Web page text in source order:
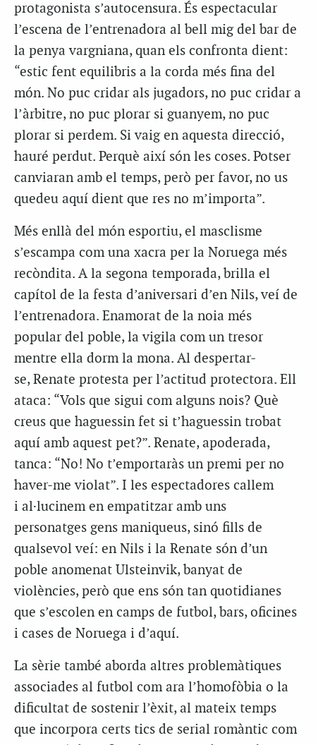
protagonista s’autocensura. És espectacular
l’escena de l’entrenadora al bell mig del bar de
la penyavargniana, quan els confronta dient:
“estic fent equilibris a la corda més fina del
món. No puc cridar als jugadors, no puc cridar a
l’àrbitre, no puc plorar si guanyem, no puc
plorar si perdem. Si vaig en aquesta direcció,
hauré perdut. Perquè així són les coses. Potser
canviaran amb el temps, però per favor, no us
quedeu aquí dient que res no m’importa”.
Més enllà del món esportiu, el masclisme
s’escampa com una xacra per la Noruega més
recòndita. A la segona temporada, brilla el
capítol de la festa d’aniversari d’en Nils, veí de
l’entrenadora. Enamorat de la noia més
popular del poble, la vigila com un tresor
mentre ella dorm la mona. Al despertar-
se, Renate protesta per l’actitud protectora. Ell
ataca: “Vols que sigui com alguns nois? Què
creus que haguessin fet si t’haguessin trobat
aquí amb aquest pet?”. Renate, apoderada,
tanca: “No! No t’emportaràs un premi per no
haver-me violat”. I les espectadores callem
i al·lucinem en empatitzar amb uns
personatges gens maniqueus, sinó fills de
qualsevol veí: en Nils i la Renate són d’un
poble anomenat Ulsteinvik, banyat de
violències, però que ens són tan quotidianes
que s’escolen en camps de futbol, bars, oficines
i cases de Noruega i d’aquí.
La sèrie també aborda altres problemàtiques
associades al futbol com ara l’homofòbia o la
dificultat de sostenir l’èxit, al mateix temps
que incorpora certs tics de serial romàntic com